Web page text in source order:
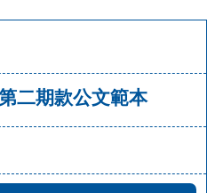
二期款公文範本